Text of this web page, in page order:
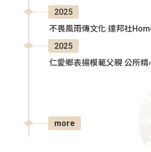
2025
不畏風雨傳文化 達邦社
2025
仁愛鄉表揚模範父親 公所精
more